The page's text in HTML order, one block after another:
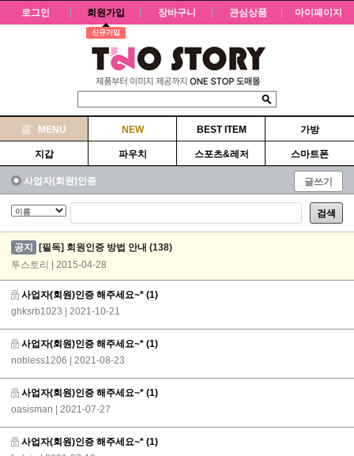
로그인 회원가입
신규가입
장바구니 관심상품 마이페이지
MENU NEW BEST ITEM 가방
지갑 파우치 스포츠&레저 스마트폰
사업자(회원)인증 글쓰기
검색
공지 [필독] 회원인증 방법 안내 (138)
투스토리 | 2015-04-28
사업자(회원)인증 해주세요~* (1)
ghksrb1023
| 2021-10-21
사업자(회원)인증 해주세요~* (1)
nobless1206
| 2021-08-23
사업자(회원)인증 해주세요~* (1)
oasisman
| 2021-07-27
사업자(회원)인증 해주세요~* (1)